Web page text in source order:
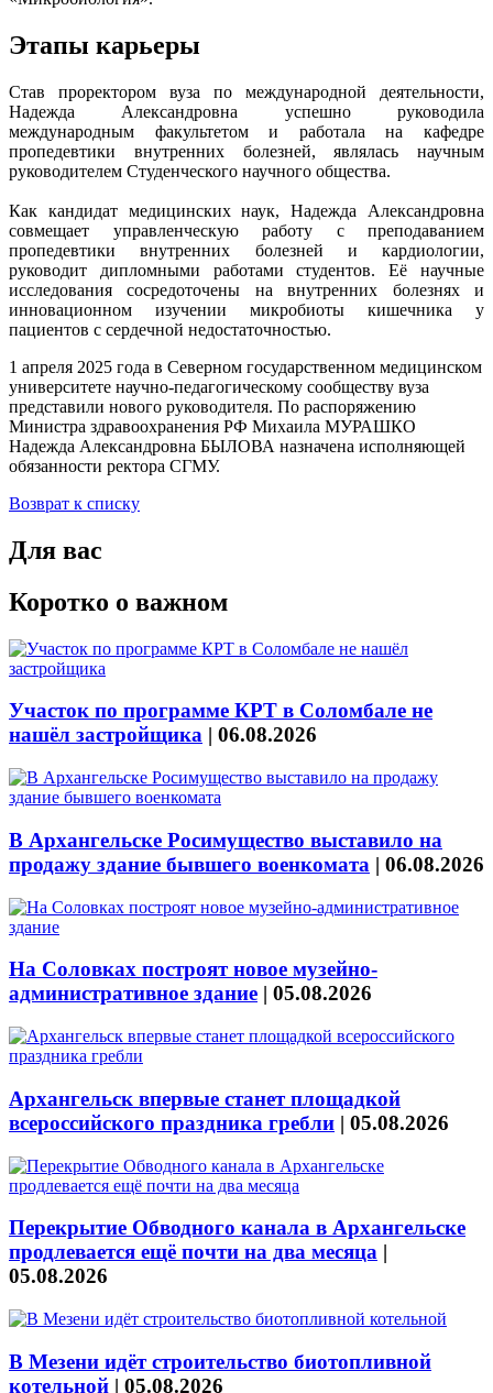
Этапы карьеры
Став проректором вуза по международной деятельности,
Надежда Александровна успешно руководила
международным факультетом и работала на кафедре
пропедевтики внутренних болезней, являлась научным
руководителем Студенческого научного общества.
Как кандидат медицинских наук, Надежда Александровна
совмещает управленческую работу с преподаванием
пропедевтики внутренних болезней и кардиологии,
руководит дипломными работами студентов. Её научные
исследования сосредоточены на внутренних болезнях и
инновационном изучении микробиоты кишечника у
пациентов с сердечной недостаточностью.
1 апреля 2025 года в Северном государственном медицинском
университете научно-педагогическому сообществу вуза
представили нового руководителя. По распоряжению
Министра здравоохранения РФ Михаила МУРАШКО
Надежда Александровна БЫЛОВА назначена исполняющей
обязанности ректора СГМУ.
Возврат к списку
Для вас
Коротко о важном
Участок по программе КРТ в Соломбале не
нашёл застройщика | 06.08.2026
В Архангельске Росимущество выставило на
продажу здание бывшего военкомата | 06.08.2026
На Соловках построят новое музейно-
административное здание | 05.08.2026
Архангельск впервые станет площадкой
всероссийского праздника гребли | 05.08.2026
Перекрытие Обводного канала в Архангельске
продлевается ещё почти на два месяца |
05.08.2026
В Мезени идёт строительство биотопливной
котельной | 05.08.2026